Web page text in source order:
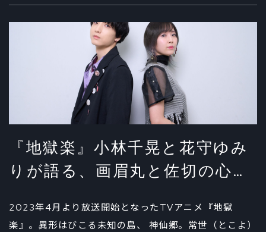
鍛え抜かれた筋肉で駆け抜けるマッシュの魅力や演技に
ついて、さらには自身の「筋肉エピソード」まで語って
『地獄楽』小林千晃と花守ゆみ
りが語る、画眉丸と佐切の心の
2023年4月より放送開始となったTVアニメ『地獄
楽』。異形はびこる未知の島、 神仙郷。常世（とこよ）